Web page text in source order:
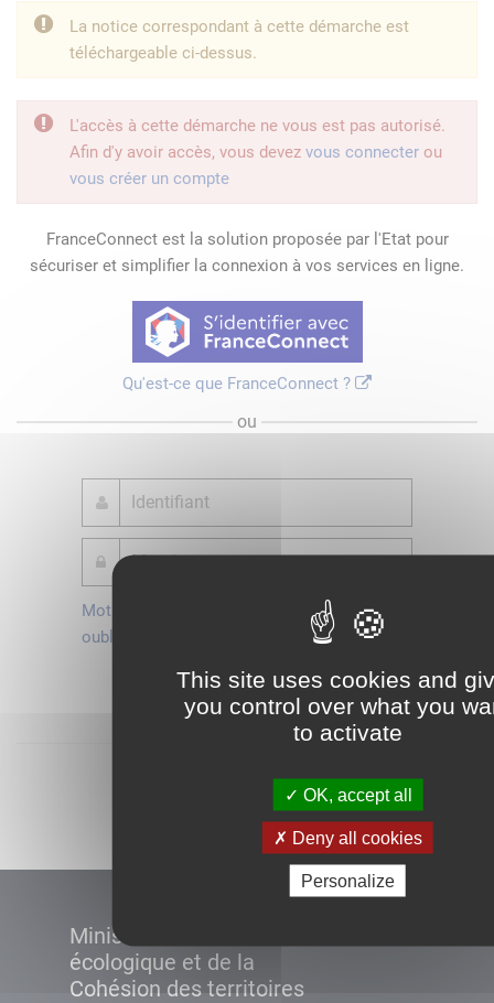
This site uses cookies and
you control over what you
to activate
OK, accept all
Deny all cookies
Personalize
La notice correspondant à cette démarche est
téléchargeable ci-dessus.
L'accès à cette démarche ne vous est pas autorisé.
Afin d'y avoir accès, vous devez vous connecter ou
vous créer un compte
FranceConnect est la solution proposée par l'Etat pour
sécuriser et simplifier la connexion à vos services en ligne.
Qu'est-ce que FranceConnect ?
ou
Mot de passe
oublié ?
Je crée mon
compte
Connexion
Ministère de la Transition
écologique et de la
Cohésion des territoires